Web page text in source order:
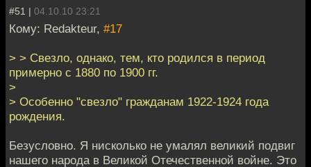
#51 | 04.10.10 23:21
Кому: Redakteur, #17
> > Свезло, однако, тем, кто родился в период
примерно с 1880 по 1900 гг.
>
> Особенно "свезло" гражданам 1922-1924 года
рождения.
Безусловно. Я нисколько не умалял великий подвиг
нашего народа в Великой Отечественной войне. Это